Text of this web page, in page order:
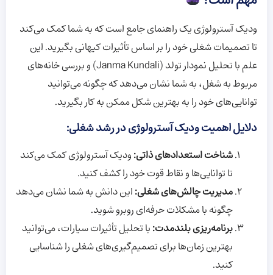
ودیک آسترولوژی یک راهنمای جامع است که به شما کمک می‌کند
تا تصمیمات شغلی خود را بر اساس تأثیرات کیهانی بگیرید. این
علم با تحلیل نمودار تولد (Janma Kundali) و بررسی خانه‌های
مربوط به شغل، به شما نشان می‌دهد که چگونه می‌توانید
توانایی‌های خود را به بهترین شکل ممکن به کار بگیرید.
دلایل اهمیت ودیک آسترولوژی در رشد شغلی:
شناخت استعدادهای ذاتی:ودیک آسترولوژی کمک می‌کند
تا توانایی‌ها و نقاط قوت خود را کشف کنید.
مدیریت چالش‌های شغلی:این دانش به شما نشان می‌دهد
چگونه با مشکلات حرفه‌ای روبرو شوید.
برنامه‌ریزی بلندمدت:با تحلیل تأثیرات سیارات، می‌توانید
بهترین زمان‌ها برای تصمیم‌گیری‌های شغلی را شناسایی
کنید.